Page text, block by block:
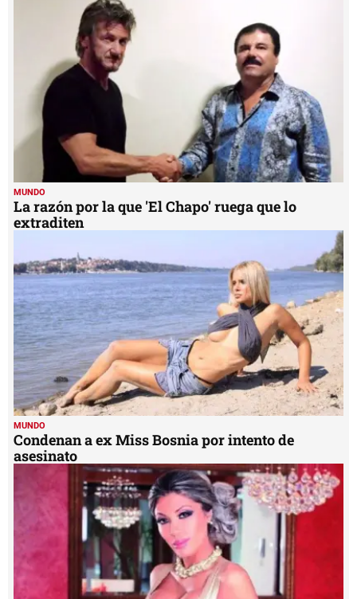
MUNDO
La razón por la que 'El Chapo' ruega que lo
extraditen
MUNDO
Condenan a ex Miss Bosnia por intento de
asesinato